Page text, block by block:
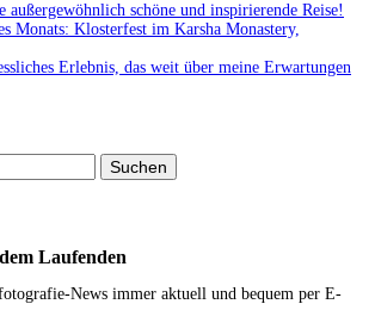
außergewöhnlich schöne und inspirierende Reise!
Monats: Klosterfest im Karsha Monastery,
Erlebnis, das weit über meine Erwartungen
Laufenden
News immer aktuell und bequem per E-